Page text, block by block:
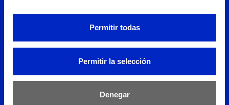
Permitir todas
Permitir la selección
Denegar